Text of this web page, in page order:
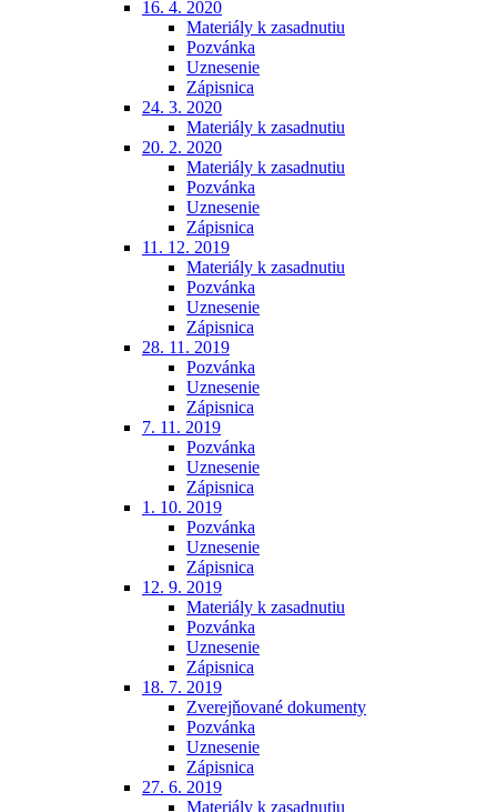
16. 4. 2020
Materiály k zasadnutiu
Pozvánka
Uznesenie
Zápisnica
24. 3. 2020
Materiály k zasadnutiu
20. 2. 2020
Materiály k zasadnutiu
Pozvánka
Uznesenie
Zápisnica
11. 12. 2019
Materiály k zasadnutiu
Pozvánka
Uznesenie
Zápisnica
28. 11. 2019
Pozvánka
Uznesenie
Zápisnica
7. 11. 2019
Pozvánka
Uznesenie
Zápisnica
1. 10. 2019
Pozvánka
Uznesenie
Zápisnica
12. 9. 2019
Materiály k zasadnutiu
Pozvánka
Uznesenie
Zápisnica
18. 7. 2019
Zverejňované dokumenty
Pozvánka
Uznesenie
Zápisnica
27. 6. 2019
Materiály k zasadnutiu